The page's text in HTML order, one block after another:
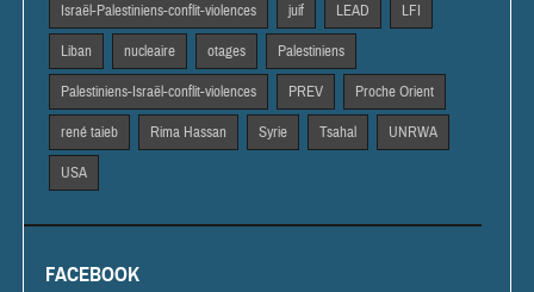
Israël-Palestiniens-conflit-violences juif LEAD LFI
Liban nucleaire otages Palestiniens
Palestiniens-Israël-conflit-violences PREV Proche Orient
rené taieb Rima Hassan Syrie Tsahal UNRWA
USA
FACEBOOK